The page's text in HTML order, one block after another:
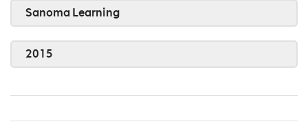
Sanoma Learning
2015